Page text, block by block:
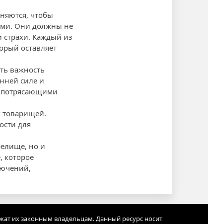
чтобы
Они должны не
страхи. Каждый из
оставляет
важность
силе и
потрясающими
товарищей.
для
но и
которое
их законным владельцам. Данный ресурс носит